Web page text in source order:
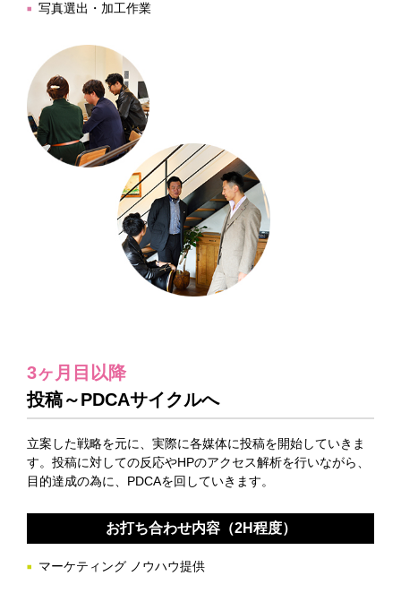
写真選出・加工作業
3ヶ月目以降
投稿～PDCAサイクルへ
立案した戦略を元に、実際に各媒体に投稿を開始していきま
す。投稿に対しての反応やHPのアクセス解析を行いながら、
目的達成の為に、PDCAを回していきます。
お打ち合わせ内容（2H程度）
マーケティング ノウハウ提供